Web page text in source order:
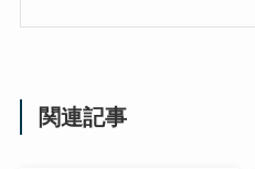
関連記事